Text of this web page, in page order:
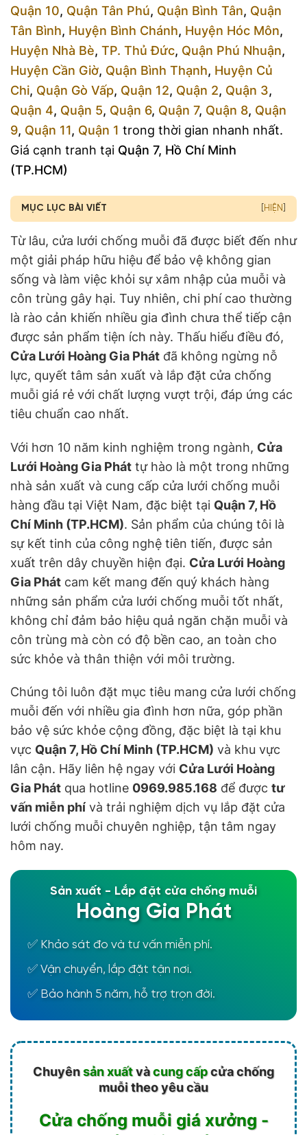
Quận 10, Quận Tân Phú, Quận Bình Tân, Quận
Tân Bình, Huyện Bình Chánh, Huyện Hóc Môn,
Huyện Nhà Bè, TP. Thủ Đức, Quận Phú Nhuận,
Huyện Cần Giờ, Quận Bình Thạnh, Huyện Củ
Chi, Quận Gò Vấp, Quận 12, Quận 2, Quận 3,
Quận 4, Quận 5, Quận 6, Quận 7, Quận 8, Quận
9, Quận 11, Quận 1 trong thời gian nhanh nhất.
Giá cạnh tranh tại Quận 7, Hồ Chí Minh
(TP.HCM)
MỤC LỤC BÀI VIẾT HIỆN
Từ lâu, cửa lưới chống muỗi đã được biết đến như
một giải pháp hữu hiệu để bảo vệ không gian
sống và làm việc khỏi sự xâm nhập của muỗi và
côn trùng gây hại. Tuy nhiên, chi phí cao thường
là rào cản khiến nhiều gia đình chưa thể tiếp cận
được sản phẩm tiện ích này. Thấu hiểu điều đó,
Cửa Lưới Hoàng Gia Phát đã không ngừng nỗ
lực, quyết tâm sản xuất và lắp đặt cửa chống
muỗi giá rẻ với chất lượng vượt trội, đáp ứng các
tiêu chuẩn cao nhất.
Với hơn 10 năm kinh nghiệm trong ngành, Cửa
Lưới Hoàng Gia Phát tự hào là một trong những
nhà sản xuất và cung cấp cửa lưới chống muỗi
hàng đầu tại Việt Nam, đặc biệt tại Quận 7, Hồ
Chí Minh (TP.HCM). Sản phẩm của chúng tôi là
sự kết tinh của công nghệ tiên tiến, được sản
xuất trên dây chuyền hiện đại. Cửa Lưới Hoàng
Gia Phát cam kết mang đến quý khách hàng
những sản phẩm cửa lưới chống muỗi tốt nhất,
không chỉ đảm bảo hiệu quả ngăn chặn muỗi và
côn trùng mà còn có độ bền cao, an toàn cho
sức khỏe và thân thiện với môi trường.
Chúng tôi luôn đặt mục tiêu mang cửa lưới chống
muỗi đến với nhiều gia đình hơn nữa, góp phần
bảo vệ sức khỏe cộng đồng, đặc biệt là tại khu
vực Quận 7, Hồ Chí Minh (TP.HCM) và khu vực
lân cận. Hãy liên hệ ngay với Cửa Lưới Hoàng
Gia Phát qua hotline 0969.985.168 để được tư
vấn miễn phí và trải nghiệm dịch vụ lắp đặt cửa
lưới chống muỗi chuyên nghiệp, tận tâm ngay
hôm nay.
Sản xuất - Lắp đặt cửa chống muỗi
Hoàng Gia Phát
✅ Khảo sát đo và tư vấn miễn phí.
✅ Vận chuyển, lắp đặt tận nơi.
✅ Bảo hành 5 năm, hỗ trợ trọn đời.
Chuyênsản xuấtvàcung cấpcửa chống
muỗi theo yêu cầu
Cửa chống muỗi giá xưởng -